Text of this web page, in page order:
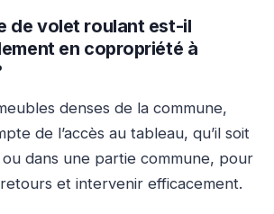
de volet roulant est-il
en copropriété à
denses de la commune,
de l’accès au tableau, qu’il soit
dans une partie commune, pour
et intervenir efficacement.